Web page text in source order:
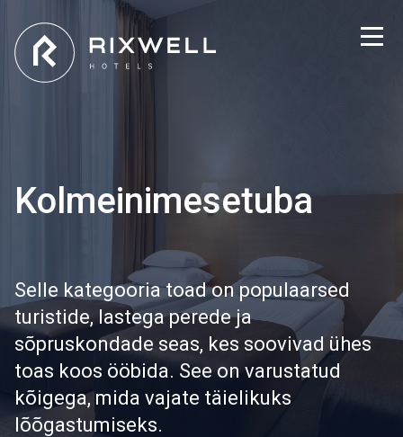
Kolmeinimesetuba
Selle kategooria toad on populaarsed
turistide, lastega perede ja
sõpruskondade seas, kes soovivad ühes
toas koos ööbida. See on varustatud
kõigega, mida vajate täielikuks
lõõgastumiseks.